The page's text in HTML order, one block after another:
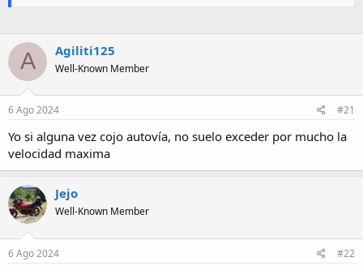
A Agiliti125
Well-Known Member
6 Ago 2024 #21
Yo si alguna vez cojo autovía, no suelo exceder por mucho la
velocidad maxima
Jejo
Well-Known Member
6 Ago 2024 #22